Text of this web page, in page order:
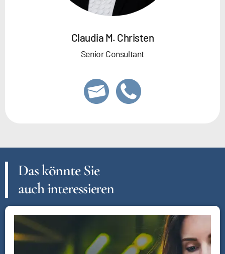
Claudia M. Christen
Senior Consultant
Das könnte Sie
auch interessieren